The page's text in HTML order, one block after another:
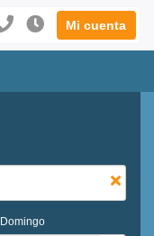
Mi cuenta
Domingo